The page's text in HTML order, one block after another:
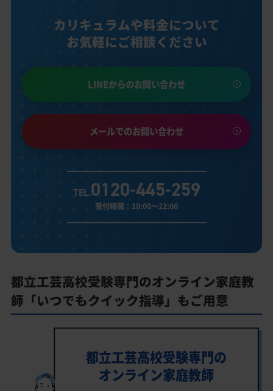
カリキュラムや料金について
お気軽にご相談ください
LINEからのお問い合わせ
メールでのお問い合わせ
TEL.0120-445-259
受付時間：10:00～22:00
都立工芸高校受験専門のオンライン家庭教
師「いつでもクイック指導」もご用意
都立工芸高校受験専門の
オンライン家庭教師